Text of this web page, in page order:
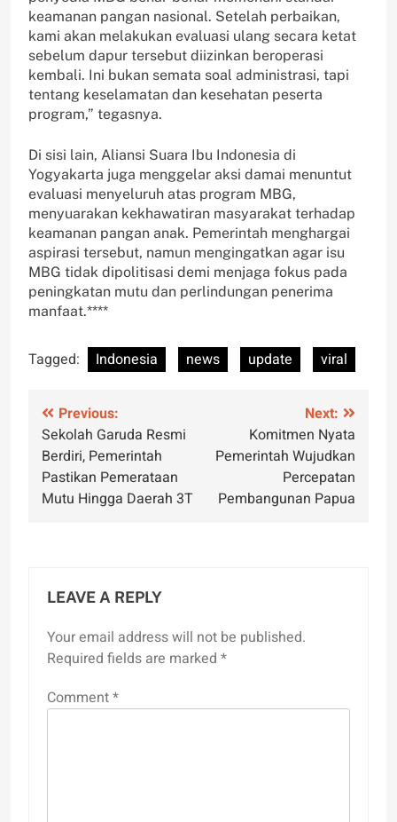
keamanan pangan nasional. Setelah perbaikan,
kami akan melakukan evaluasi ulang secara ketat
sebelum dapur tersebut diizinkan beroperasi
kembali. Ini bukan semata soal administrasi, tapi
tentang keselamatan dan kesehatan peserta
program,” tegasnya.
Di sisi lain, Aliansi Suara Ibu Indonesia di
Yogyakarta juga menggelar aksi damai menuntut
evaluasi menyeluruh atas program MBG,
menyuarakan kekhawatiran masyarakat terhadap
keamanan pangan anak. Pemerintah menghargai
aspirasi tersebut, namun mengingatkan agar isu
MBG tidak dipolitisasi demi menjaga fokus pada
peningkatan mutu dan perlindungan penerima
manfaat.****
Tagged: Indonesia news update viral
Post
navigation
Previous:
Sekolah Garuda Resmi
Berdiri, Pemerintah
Pastikan Pemerataan
Mutu Hingga Daerah 3T
Next:
Komitmen Nyata
Pemerintah Wujudkan
Percepatan
Pembangunan Papua
LEAVE A REPLY
Your email address will not be published.
Required fields are marked *
Comment*